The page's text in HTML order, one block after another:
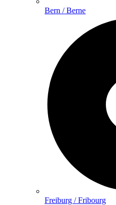
Bern / Berne
Freiburg / Fribourg